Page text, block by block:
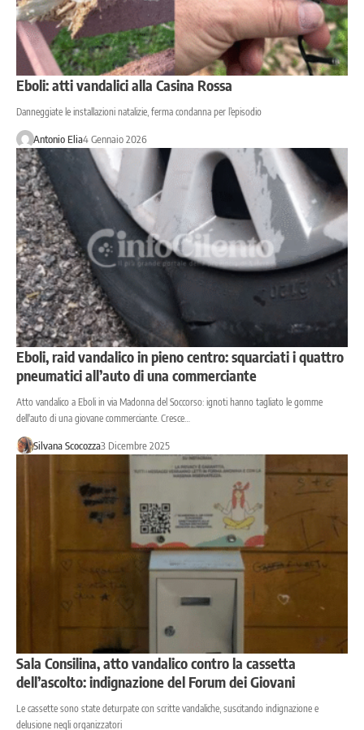
Eboli: atti vandalici alla Casina Rossa
Danneggiate le installazioni natalizie, ferma condanna per l’episodio
Antonio Elia4 Gennaio 2026
Eboli, raid vandalico in pieno centro: squarciati i quattro
pneumatici all’auto di una commerciante
Atto vandalico a Eboli in via Madonna del Soccorso: ignoti hanno tagliato le gomme
dell'auto di una giovane commerciante. Cresce…
Silvana Scocozza3 Dicembre 2025
Sala Consilina, atto vandalico contro la cassetta
dell’ascolto: indignazione del Forum dei Giovani
Le cassette sono state deturpate con scritte vandaliche, suscitando indignazione e
delusione negli organizzatori